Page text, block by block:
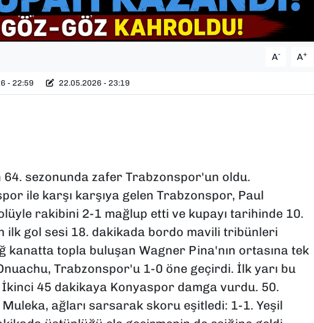
A- A+
- 22:59 22.05.2026 - 23:19
64. sezonunda zafer Trabzonspor'un oldu.
ile karşı karşıya gelen Trabzonspor, Paul
rakibini 2-1 mağlup etti ve kupayı tarihinde 10.
ilk gol sesi 18. dakikada bordo mavili tribünleri
kanatta topla buluşan Wagner Pina'nın ortasına tek
Trabzonspor'u 1-0 öne geçirdi. İlk yarı bu
45 dakikaya Konyaspor damga vurdu. 50.
ağları sarsarak skoru eşitledi: 1-1. Yeşil